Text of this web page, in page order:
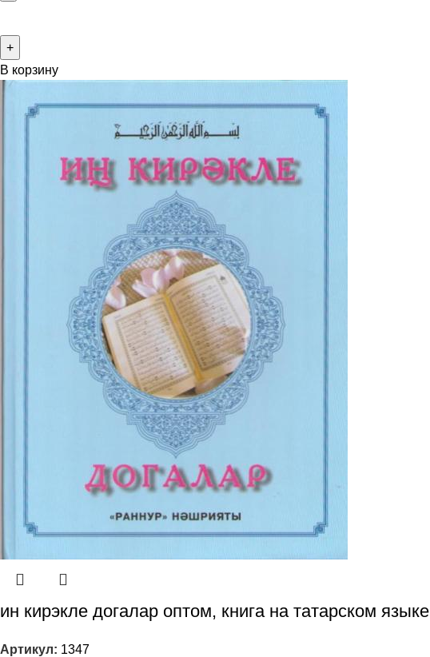
В корзину
ин кирэкле догалар оптом, книга на татарском языке
Артикул: 1347